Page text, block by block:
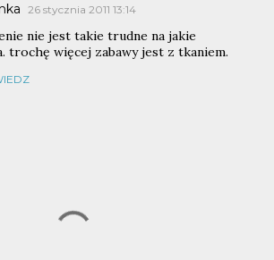
26 stycznia 2011 13:14
nie jest takie trudne na jakie
trochę więcej zabawy jest z tkaniem.